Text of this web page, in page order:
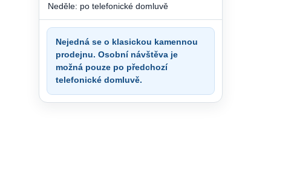
Neděle: po telefonické domluvě
Nejedná se o klasickou kamennou
prodejnu. Osobní návštěva je
možná pouze po předchozí
telefonické domluvě.